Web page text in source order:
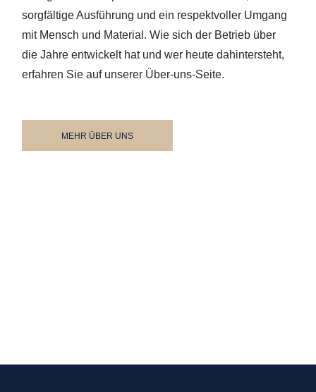
sorgfältige Ausführung und ein respektvoller Umgang
mit Mensch und Material. Wie sich der Betrieb über
die Jahre entwickelt hat und wer heute dahintersteht,
erfahren Sie auf unserer Über-uns-Seite.
MEHR ÜBER UNS